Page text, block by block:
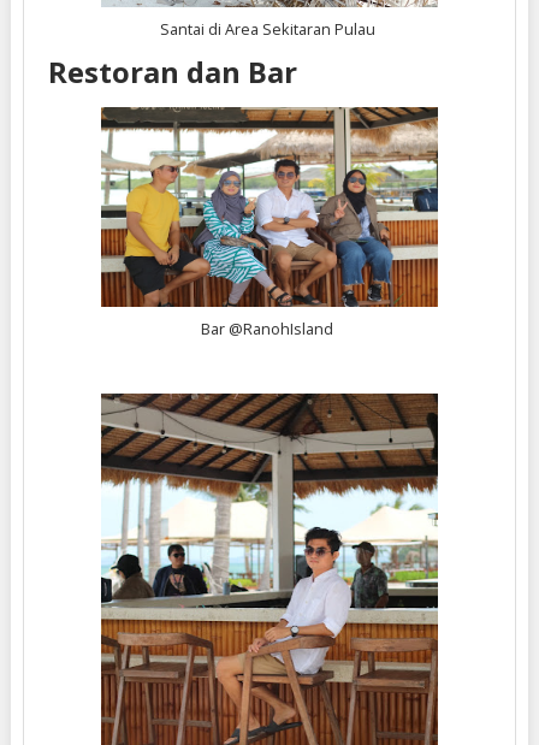
Santai di Area Sekitaran Pulau
Restoran dan Bar
Bar @RanohIsland